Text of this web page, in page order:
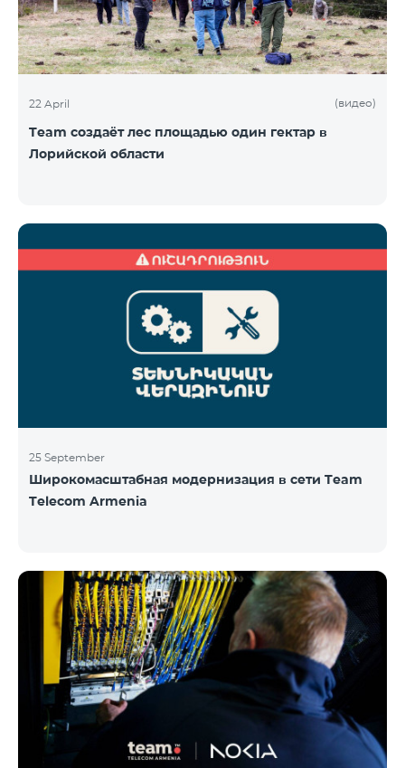
22 April (видео)
Team создаёт лес площадью один гектар в
Лорийской области
25 September
Широкомасштабная модернизация в сети Team
Telecom Armenia